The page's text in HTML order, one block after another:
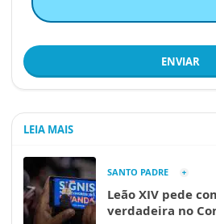
ENVIAR
LEIA MAIS
SANTO PADRE
Leão XIV pede
verdadeira no